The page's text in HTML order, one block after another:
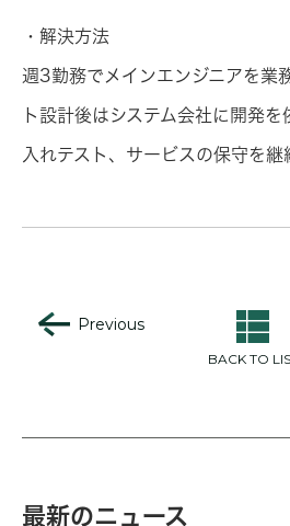
・解決方法
週3勤務でメインエンジニアを業
ト設計後はシステム会社に開発
入れテスト、サービスの保守を継
Previous
BACK TO
最新のニュース